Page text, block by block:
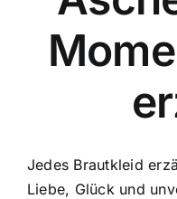
Jedes Brautkleid
Liebe, Glück und